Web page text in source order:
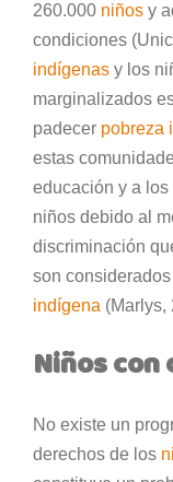
260.000 niños y
condiciones
indígenas y los
marginalizados
padecer pobreza
estas
educación y a
niños debido al
discriminación
son
indígena (Marlys,
Niños
No existe un
derechos de los